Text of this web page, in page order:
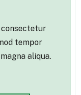
consectetur
tempor
aliqua.